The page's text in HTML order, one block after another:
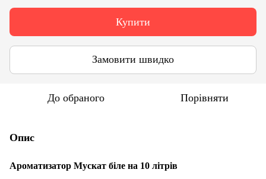
Купити
Замовити швидко
До обраного Порівняти
Опис
Ароматизатор Мускат біле на 10 літрів